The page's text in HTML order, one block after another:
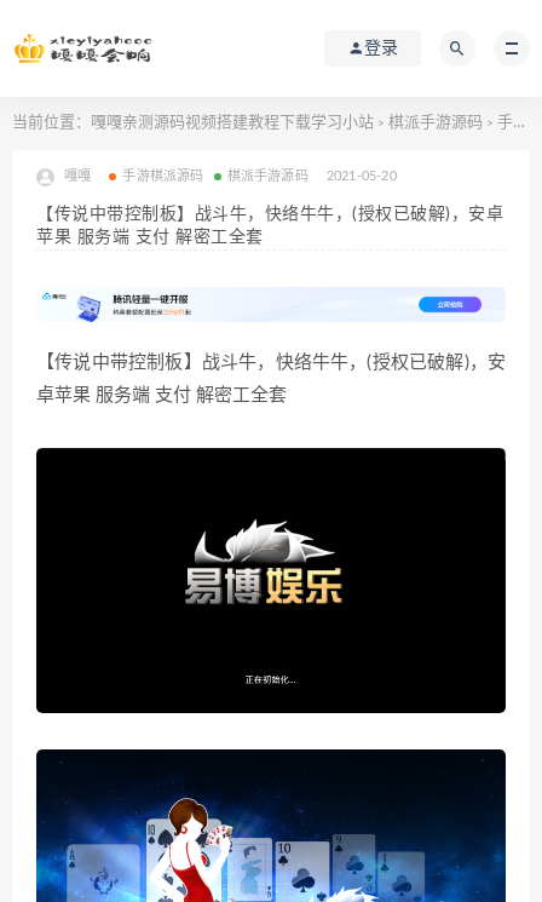
登录
当前位置： 嘎嘎亲测源码视频搭建教程下载学习小站 > 棋派手游源码 > 手游棋派源码
嘎嘎 手游棋派源码 棋派手游源码 2021-05-20
【传说中带控制板】战斗牛，快络牛牛，(授权已破解)，安卓
苹果 服务端 支付 解密工全套
【传说中带控制板】战斗牛，快络牛牛，(授权已破解)，安
卓苹果 服务端 支付 解密工全套